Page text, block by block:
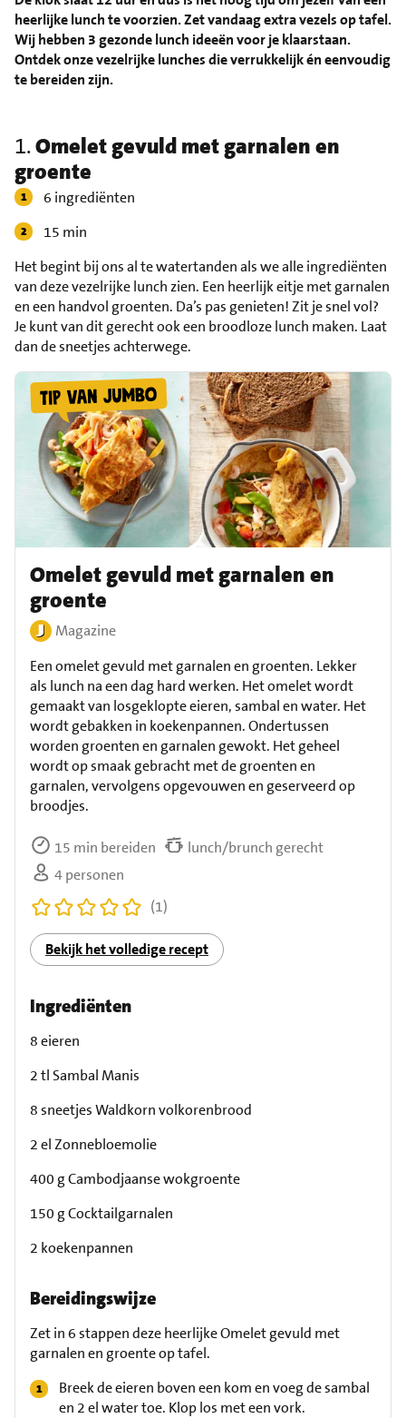
heerlijke lunch te voorzien. Zet vandaag extra vezels op tafel.
Wij hebben 3 gezonde lunch ideeën voor je klaarstaan.
Ontdek onze vezelrijke lunches die verrukkelijk én eenvoudig
te bereiden zijn.
1.Omelet gevuld met garnalen en
groente
6 ingrediënten
15 min
Het begint bij ons al te watertanden als we alle ingrediënten
van deze vezelrijke lunch zien. Een heerlijk eitje met garnalen
en een handvol groenten. Da’s pas genieten! Zit je snel vol?
Je kunt van dit gerecht ook een broodloze lunch maken. Laat
dan de sneetjes achterwege.
Omelet gevuld met garnalen en
groente
Magazine
Een omelet gevuld met garnalen en groenten. Lekker
als lunch na een dag hard werken. Het omelet wordt
gemaakt van losgeklopte eieren, sambal en water. Het
wordt gebakken in koekenpannen. Ondertussen
worden groenten en garnalen gewokt. Het geheel
wordt op smaak gebracht met de groenten en
garnalen, vervolgens opgevouwen en geserveerd op
broodjes.
15 min bereiden
lunch/brunch gerecht
4 personen
(1)
Bekijk het volledige recept
Ingrediënten
8 eieren
2 tl Sambal Manis
8 sneetjes Waldkorn volkorenbrood
2 el Zonnebloemolie
400 g Cambodjaanse wokgroente
150 g Cocktailgarnalen
2 koekenpannen
Bereidingswijze
Zet in 6 stappen deze heerlijke Omelet gevuld met
garnalen en groente op tafel.
Breek de eieren boven een kom en voeg de sambal
en 2 el water toe. Klop los met een vork.